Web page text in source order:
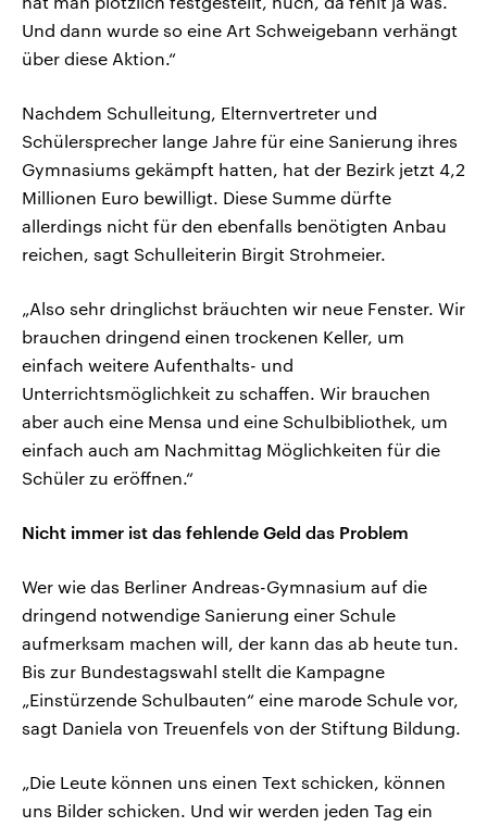
Und dann wurde so eine Art Schweigebann verhängt
über diese Aktion.“
Nachdem Schulleitung, Elternvertreter und
Schülersprecher lange Jahre für eine Sanierung ihres
Gymnasiums gekämpft hatten, hat der Bezirk jetzt 4,2
Millionen Euro bewilligt. Diese Summe dürfte
allerdings nicht für den ebenfalls benötigten Anbau
reichen, sagt Schulleiterin Birgit Strohmeier.
„Also sehr dringlichst bräuchten wir neue Fenster. Wir
brauchen dringend einen trockenen Keller, um
einfach weitere Aufenthalts- und
Unterrichtsmöglichkeit zu schaffen. Wir brauchen
aber auch eine Mensa und eine Schulbibliothek, um
einfach auch am Nachmittag Möglichkeiten für die
Schüler zu eröffnen.“
Nicht immer ist das fehlende Geld das Problem
Wer wie das Berliner Andreas-Gymnasium auf die
dringend notwendige Sanierung einer Schule
aufmerksam machen will, der kann das ab heute tun.
Bis zur Bundestagswahl stellt die Kampagne
„Einstürzende Schulbauten“ eine marode Schule vor,
sagt Daniela von Treuenfels von der Stiftung Bildung.
„Die Leute können uns einen Text schicken, können
uns Bilder schicken. Und wir werden jeden Tag ein